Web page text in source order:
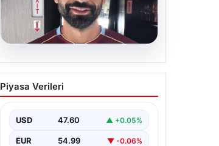
05.08.2026
Mohamed Salah daha
maça çıkmadan Victor
Piyasa Verileri
USD 47.60 ▲ +0.05%
EUR 54.99 ▼ -0.06%